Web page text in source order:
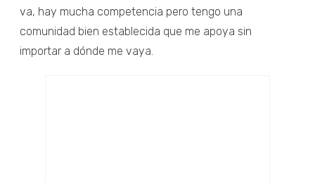
va, hay mucha competencia pero tengo una
comunidad bien establecida que me apoya sin
importar a dónde me vaya.